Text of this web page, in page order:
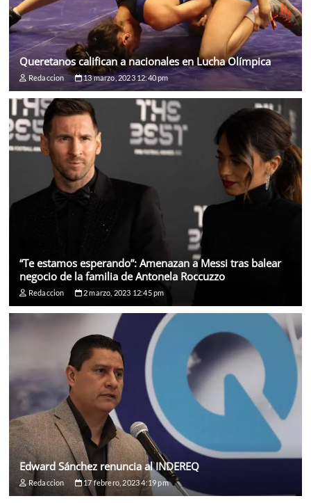
Queretanos califican a nacionales en Lucha Olímpica
Redaccion 13 marzo, 2023 12:40 pm
“Te estamos esperando”: Amenazan a Messi tras balear
negocio de la familia de Antonela Roccuzzo
Redaccion 2 marzo, 2023 12:45 pm
Edward Sánchez renuncia al INDEREQ
Redaccion 17 febrero, 2023 4:19 pm